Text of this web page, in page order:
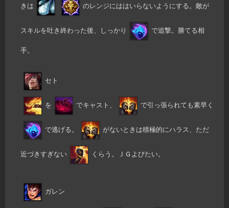
きは のレンジにははいらないようにする。敵が
スキルを吐き終わった後、しっかり で追撃。勝てる相
手。
セト
を でキャスト、 で引っ張られても素早く
で逃げる。 がないときは積極的にハラス、ただ
近づきすぎない くらう。ＪＧよびたい。
ガレン